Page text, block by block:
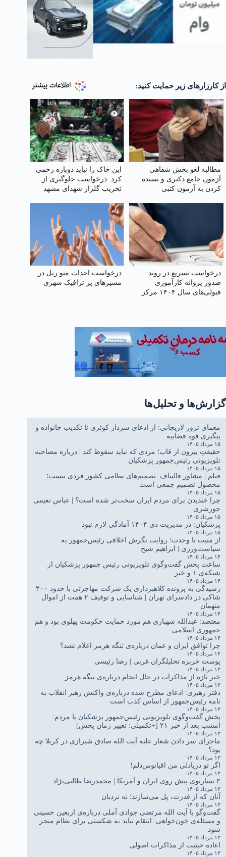
از کارزارهای زیر حمایت کنید:
مطالبه لغو بخش شفاهی
آزمون جامع دکتری و بسنده
کردن به آزمون کتبی
این خاک را نباید دوباره زخمی
کرد: درخواست جلوگیری از
تخریب گلزار شهدای مشهد
درخواست تسریع در روند
صدور پروانه کارآموزی
قبولی‌های سال ۱۴۰۴ مرکز
درخواست احداث منو ریل در
مسیرهای پر ترافیک شهری
گزارش‌ها و تحلیل‌ها
معمای ترور لاریجانی: از ادعای سردار کوثری تا تکذیب خانواده و
پیگیری قوه قضاییه
۱۵ مرداد ۱۴۰۵
حقیقتِ بیرون از قاب؛ مردی که نباید سقوط کند | درباره مصاحبه
تلویزیونی رئیس‌جمهور پزشکیان
۱۵ مرداد ۱۴۰۵
فیلم | مشاور قالیباف: تصمیم‌های نظامی کشور فردی نیست؛
محصول تصمیم جمعی است
۱۵ مرداد ۱۴۰۵
چرا خندیدن برای مردم ایران سخت‌تر شده است؟ | عباس نعیمی
جورشری
۱۵ مرداد ۱۴۰۵
پزشکیان: در مدیریت دی ۱۴۰۴ آمادگی لازم نبود
۱۵ مرداد ۱۴۰۵
از منیت تا وحدت؛ روایت نگرش اخلاقی رئیس‌جمهور به
سیاست‌ورزی | ابراهیم شیخ
۱۴ مرداد ۱۴۰۵
ساعت پخش گفت‌وگوی تلویزیونی رئیس جمهور پزشکیان از
شبکه‌ی ۱ و خبر
۱۴ مرداد ۱۴۰۵
رسیدگی به پرونده کلاهبرداری یک شرکت مهاجرتی با حدود ۳۰۰
شاکی در دادسرای تهران | شناسایی و توقیف ۲ همت از اموال
متهمان
۱۴ مرداد ۱۴۰۵
معتضد: عبدالله شهبازی هم مورد حمایت حکومت پهلوی بود و هم
جمهوری اسلامی
۱۴ مرداد ۱۴۰۵
چرا توافق ایران و عمان درباره‌ی تنگه هرمز اعلام نشد؟
۱۴ مرداد ۱۴۰۵
پوست خربزه تحلیلگران غربی | رضا رئیسی
۱۳ مرداد ۱۴۰۵
خبر تازه از مذاکرات در حال انجام درباره‌ی تنگه هرمز
۱۳ مرداد ۱۴۰۵
دفتر رهبری: ادعای مطرح شده درباره‌ی واکنش رهبر انقلاب به
نامه رئیس‌جمهور از اساس کذب است
۱۳ مرداد ۱۴۰۵
پخش گفت‌وگوی تلویزیونی رئیس‌جمهور پزشکیان با مردم:
امشب بعد از خبر ۲۱ [+تکمیلی: تغییر زمان پخش]
۱۳ مرداد ۱۴۰۵
ماجرای سر دادن شعار علیه آیت الله صادق شیرازی در کربلا چه
بود؟
۱۳ مرداد ۱۴۰۵
اگر تو دریادلی من اقیانوس‌دلم!
۱۳ مرداد ۱۴۰۵
۳ سناریوی پیش روی ایران و آمریکا | محمدرضا طالبی‌نژاد
۱۳ مرداد ۱۴۰۵
آنان که از قدرت، پل می‌سازند؛ نه نردبان
۱۳ مرداد ۱۴۰۵
گفت‌وگو با آیت الله مرتضی جوادی آملی درباره‌ی اربعین حسینی
و مسئله‌ی خون‌خواهی: انتقام نباید به شکستی برای نظام منجر
شود
۱۳ مرداد ۱۴۰۵
اعاده حیثیت از مذاکرات اصولی
۱۳ مرداد ۱۴۰۵